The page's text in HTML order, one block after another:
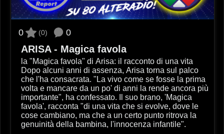
0 (0) 0
ARISA - Magica favola
la "Magica favola" di Arisa: il racconto di una vita
Dopo alcuni anni di assenza, Arisa torna sul palco
che l'ha consacrata. "La vivo come se fosse la prima
volta e mancare da un po' di anni la rende ancora più
importante", ha confessato. Il suo brano, 'Magica
favola', racconta "di una vita che si evolve, dove le
cose cambiano, ma che a un certo punto ritrova la
genuinità della bambina, l'innocenza infantile".